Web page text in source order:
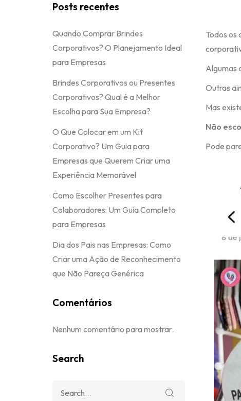
Todos os
Algumas
Outras
Mas
Não
Pode
Posts recentes
Quando Comprar Brindes
Corporativos? O Planejamento Ideal
para Empresas
Brindes Corporativos ou Presentes
Corporativos? Qual é a Melhor
Escolha para Sua Empresa?
O Que Colocar em um Kit
Corporativo? Um Guia para
Empresas que Querem Criar uma
Experiência Memorável
Como Escolher Presentes para
Colaboradores: Um Guia Completo
para Empresas
Dia dos Pais nas Empresas: Como
Criar uma Ação de Reconhecimento
que Não Pareça Genérica
Comentários
Nenhum comentário para mostrar.
Search